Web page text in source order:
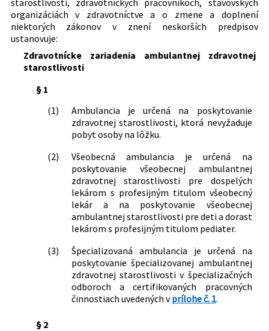
Lekári, zdravotnícki zamestnanci
Lekárne a liečivá
Zdravotná a liečebná starostlivosť
dopĺňa vyhláška Ministerstva
zdravotníctva Slovenskej republiky č.
určujúce znaky jednotlivých druhov
zdravotníckych zariadení v znení
418/2022 Z. z.
Slovenskej republiky, ktorou sa dopĺňa
vyhláška Ministerstva zdravotníctva
Slovenskej republiky č. 84/2016 Z. z.,
ktorou sa ustanovujú určujúce znaky
jednotlivých druhov zdravotníckych
zariadení v znení neskorších predpisov
89/2023 Z. z.
Vyhláška Ministerstva zdravotníctva
Slovenskej republiky, ktorou sa mení
vyhláška Ministerstva zdravotníctva
Slovenskej republiky č. 84/2016 Z. z.,
ktorou sa ustanovujú určujúce znaky
jednotlivých druhov zdravotníckych
zariadení v znení neskorších predpisov
439/2023 Z. z.
Vyhláška Ministerstva zdravotníctva
Slovenskej republiky, ktorou sa dopĺňa
vyhláška Ministerstva zdravotníctva
organizáciách v zdravotníctve a o zmene a doplnení
niektorých zákonov v znení neskorších predpisov
ustanovuje:
Zdravotnícke zariadenia ambulantnej zdravotnej
starostlivosti
§ 1
(1)
Ambulancia je určená na poskytovanie
zdravotnej starostlivosti, ktorá nevyžaduje
pobyt osoby na lôžku.
(2)
Všeobecná ambulancia je určená na
poskytovanie všeobecnej ambulantnej
zdravotnej starostlivosti pre dospelých
lekárom s profesijným titulom všeobecný
lekár a na poskytovanie všeobecnej
ambulantnej starostlivosti pre deti a dorast
lekárom s profesijným titulom pediater.
(3)
Špecializovaná ambulancia je určená na
poskytovanie špecializovanej ambulantnej
zdravotnej starostlivosti v špecializačných
odboroch a certifikovaných pracovných
činnostiach uvedených vprílohe č. 1.
§ 2